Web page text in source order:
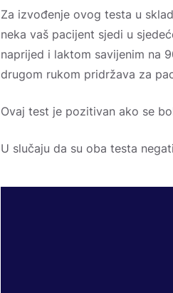
Za izvođenje ovog testa u
neka vaš pacijent sjedi u
naprijed i laktom savijenim na
drugom rukom pridržava za
Ovaj test je pozitivan ako se
U slučaju da su oba testa